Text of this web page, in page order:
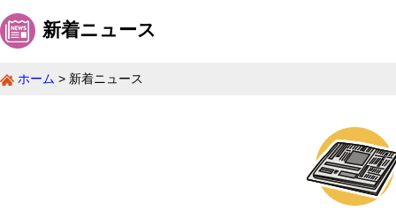
新着ニュース
ホーム 新着ニュース